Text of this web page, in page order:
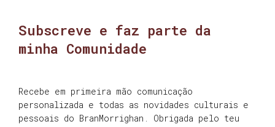
Subscreve e faz parte da
minha Comunidade
Recebe em primeira mão comunicação
personalizada e todas as novidades culturais e
pessoais do BranMorrighan. Obrigada pelo teu